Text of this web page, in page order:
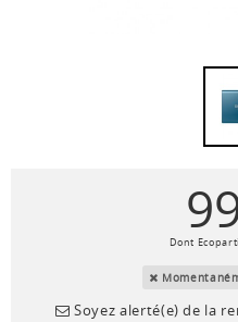
Dont
Soyez alerté(e) de la